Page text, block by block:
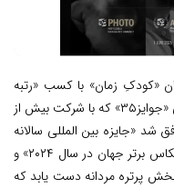
«کودکِ زمان» با کسب «رتبه
دوم برترین پرتره سال ۲۰۲۴» در رقابت جهانی «جوایز۳۵» که با شرکت بیش از
گردید موفق شد «جایزه بین المللی سالانه
عکاسی» را از آن خود کرده و به عنوان «۵۰ عکاس برتر جهان در سال ۲۰۲۴» و
پرتره مردانه دست یابد که